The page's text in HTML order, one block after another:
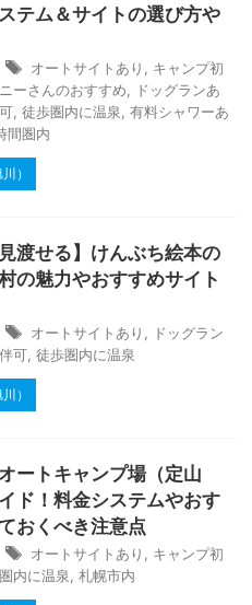
テム＆サイトの選び方や
オートサイトあり
キャンプ初
ーさんのおすすめ
ドッグランあ
徒歩圏内に温泉
有料シャワーあ
間圏内
）
見渡せる】けんぶち絵本の
の魅力やおすすめサイト
オートサイトあり
ドッグラン
可 徒歩圏内に温泉
）
ートキャンプ場（定山
ド！料金システムやおす
おくべき注意点
オートサイトあり
キャンプ初
内に温泉 札幌市内